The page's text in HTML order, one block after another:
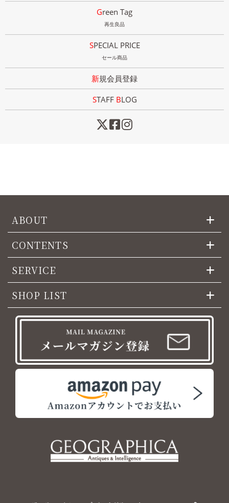
Green Tag
再生良品
SPECIAL PRICE
セール商品
新規会員登録
STAFF BLOG
ABOUT
CONTENTS
SERVICE
SHOP LIST